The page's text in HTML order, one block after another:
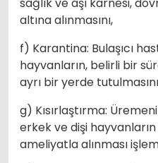
altına alınmasını,
f) Karantina: Bulaşıcı
hayvanların, belirli bir
ayrı bir yerde
g) Kısırlaştırma:
erkek ve dişi
ameliyatla alınması